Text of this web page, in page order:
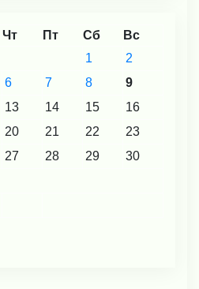
Чт Пт Сб Вс
1
2
6 7 8
9
13 14 15
16
20 21 22
23
27 28 29
30